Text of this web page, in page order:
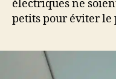
électriques ne
petits pour éviter le